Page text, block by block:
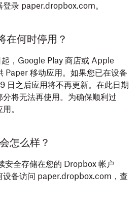
录 paper.dropbox.com。
何时停用？
，Google Play 商店或 Apple
Paper 移动应用。如果您已在设备
日之后应用将不再更新。在此日期
将无法再使用。为确保顺利过
。
怎么样？
安全存储在您的 Dropbox 帐户
设备访问 paper.dropbox.com，查